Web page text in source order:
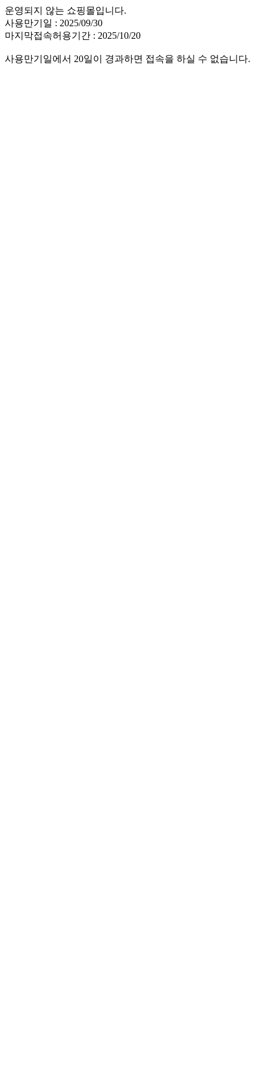
운영되지 않는 쇼핑몰입니다.
사용만기일 : 2025/09/30
마지막접속허용기간 : 2025/10/20
사용만기일에서 20일이 경과하면 접속을 하실 수 없습니다.